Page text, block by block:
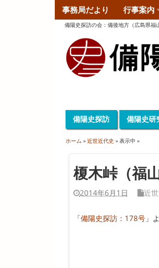
事務局だより 行事案内
備陽史探訪の会 ： 備後地方（広島県福
備陽史探訪 備陽史研
ホーム »近世近代史 » 表示中 »
榎木峠（福
2014年6月1日 近
「備陽史探訪：178号」